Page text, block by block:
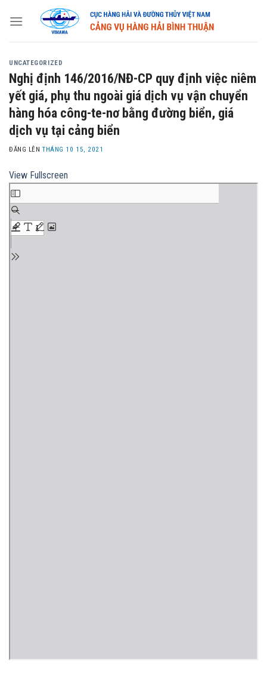
UNCATEGORIZED
Nghị định 146/2016/NĐ-CP quy định việc niêm
yết giá, phụ thu ngoài giá dịch vụ vận chuyển
hàng hóa công-te-nơ bằng đường biển, giá
dịch vụ tại cảng biển
ĐĂNG LÊNTHÁNG 10 15, 2021
View Fullscreen